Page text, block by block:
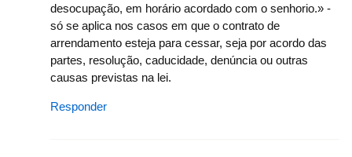
desocupação, em horário acordado com o senhorio.» -
só se aplica nos casos em que o contrato de
arrendamento esteja para cessar, seja por acordo das
partes, resolução, caducidade, denúncia ou outras
causas previstas na lei.
Responder